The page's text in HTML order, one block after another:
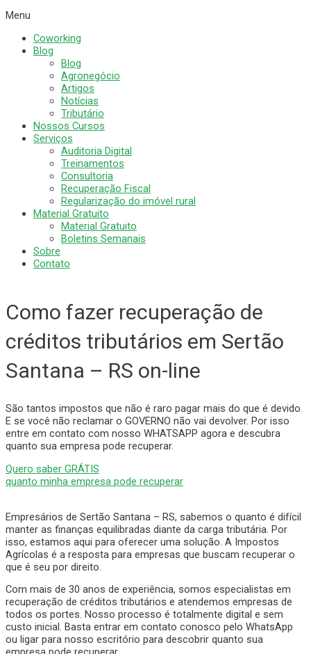
Menu
Coworking
Blog
Blog
Agronegócio
Artigos
Notícias
Tributário
Nossos Cursos
Serviços
Auditoria Digital
Treinamentos
Consultoria
Recuperação Fiscal
Regularização do imóvel rural
Material Gratuito
Material Gratuito
Boletins Semanais
Sobre
Contato
Como fazer recuperação de
créditos tributários em Sertão
Santana – RS on-line
São tantos impostos que não é raro pagar mais do que é devido.
E se você não reclamar o GOVERNO não vai devolver. Por isso
entre em contato com nosso WHATSAPP agora e descubra
quanto sua empresa pode recuperar.
Quero saber GRÁTIS
quanto minha empresa pode recuperar
Empresários de Sertão Santana – RS, sabemos o quanto é difícil
manter as finanças equilibradas diante da carga tributária. Por
isso, estamos aqui para oferecer uma solução. A Impostos
Agrícolas é a resposta para empresas que buscam recuperar o
que é seu por direito.
Com mais de 30 anos de experiência, somos especialistas em
recuperação de créditos tributários e atendemos empresas de
todos os portes. Nosso processo é totalmente digital e sem
custo inicial. Basta entrar em contato conosco pelo WhatsApp
ou ligar para nosso escritório para descobrir quanto sua